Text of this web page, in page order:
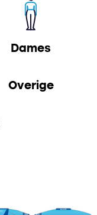
Dames
Overige